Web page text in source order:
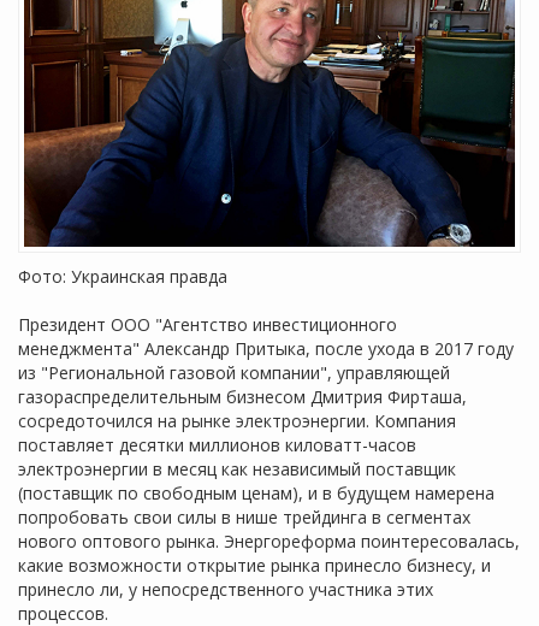
Фото: Украинская правда
Президент ООО "Агентство инвестиционного
менеджмента" Александр Притыка, после ухода в 2017 году
из "Региональной газовой компании", управляющей
газораспределительным бизнесом Дмитрия Фирташа,
сосредоточился на рынке электроэнергии. Компания
поставляет десятки миллионов киловатт-часов
электроэнергии в месяц как независимый поставщик
(поставщик по свободным ценам), и в будущем намерена
попробовать свои силы в нише трейдинга в сегментах
нового оптового рынка. Энергореформа поинтересовалась,
какие возможности открытие рынка принесло бизнесу, и
принесло ли, у непосредственного участника этих
процессов.